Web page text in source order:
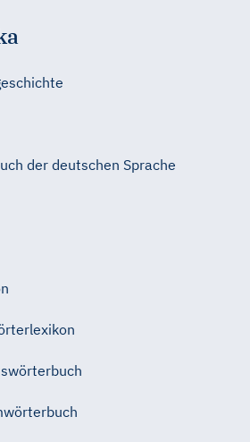
der deutschen Sprache